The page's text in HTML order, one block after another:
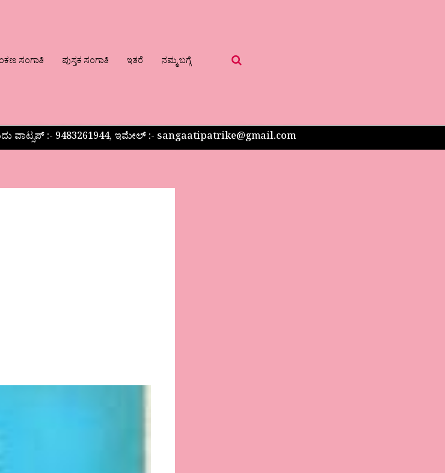
ಸಂಗಾತಿ ಪುಸ್ತಕ ಸಂಗಾತಿ ಇತರೆ ನಮ್ಮ ಬಗ್ಗೆ
ವಾಟ್ಸಪ್‌ :- 9483261944, ಇಮೇಲ್ :- sangaatipatrike@gmail.com